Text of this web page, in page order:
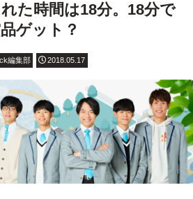
た時間は18分。18分で
ゲット？
編集部 2018.05.17